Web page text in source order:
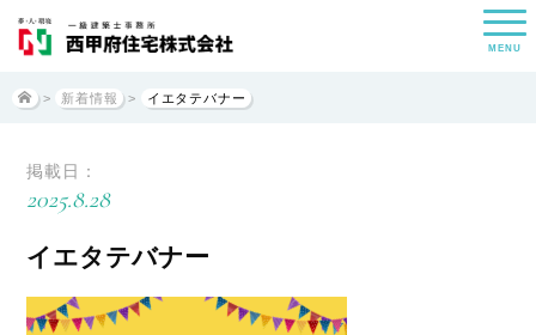
MENU
> 新着情報 > イエタテバナー
掲載日：
2025.8.28
イエタテバナー